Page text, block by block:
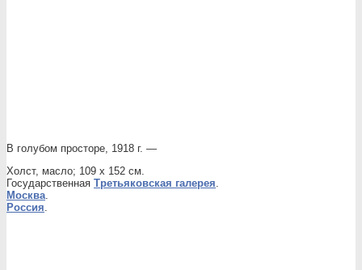
В голубом просторе, 1918 г. —
Холст, масло; 109 х 152 см.
Государственная Третьяковская галерея.
Москва.
Россия.